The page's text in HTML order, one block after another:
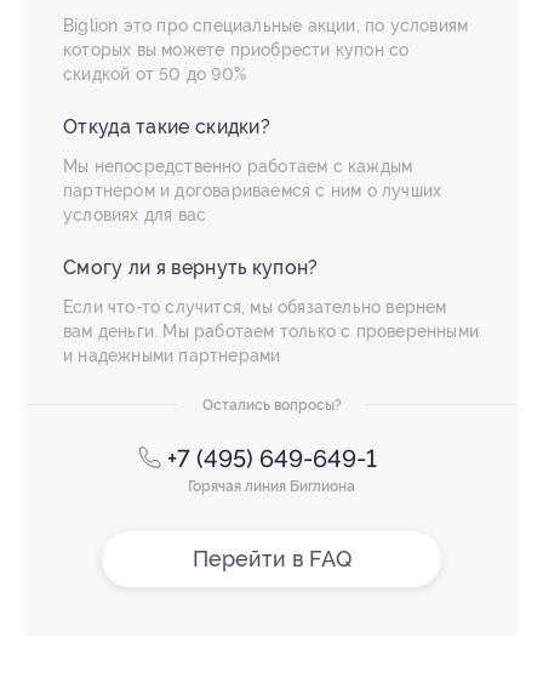
Biglion это про специальные акции, по условиям
которых вы можете приобрести купон со
скидкой от 50 до 90%
Откуда такие скидки?
Мы непосредственно работаем с каждым
партнером и договариваемся с ним о лучших
условиях для вас
Смогу ли я вернуть купон?
Если что-то случится, мы обязательно вернем
вам деньги. Мы работаем только с проверенными
и надежными партнерами
Остались вопросы?
+7 (495) 649-649-1
Горячая линия Биглиона
Перейти в FAQ